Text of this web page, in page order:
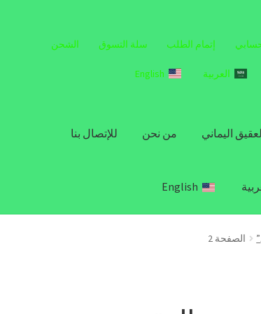
إتمام الطلب سلة التسوق الشحن
العربية English
اليماني من نحن للإتصال بنا
English
الصفحة 2